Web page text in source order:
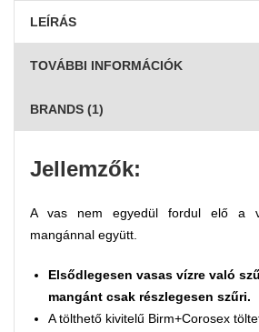
LEÍRÁS
TOVÁBBI INFORMÁCIÓK
BRANDS (1)
Jellemzők:
A vas nem egyedül fordul elő a
mangánnal együtt.
Elsődlegesen vasas vízre való
mangánt csak részlegesen szűri.
A tölthető kivitelű Birm+Corosex